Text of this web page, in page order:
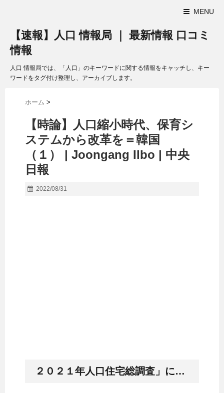
MENU
【速報】人口 情報局 ｜ 最新情報 口コミ
情報
人口 情報局では、「人口」のキーワードに関する情報をキャッチし、キー
ワードをタグ付け整理し、アーカイブします。
ホーム >
【時論】 人口 縮小時代、保育シ
ステムから改革を＝韓国
（１） | Joongang Ilbo | 中央
日報
2022/08/31
２０２１年人口住宅総調査」によると、国内居住の内国人と外国人を合わせた総